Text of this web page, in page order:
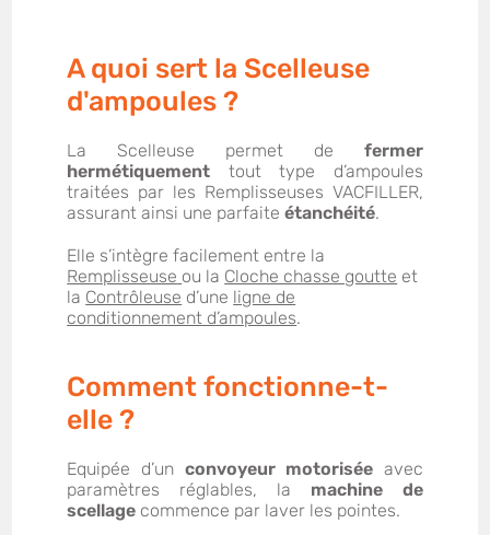
A quoi sert la Scelleuse
d'ampoules ?
La Scelleuse permet de fermer
hermétiquement tout type d’ampoules
traitées par les Remplisseuses VACFILLER,
assurant ainsi une parfaiteétanchéité.
Elle s’intègre facilement entre la
Remplisseuse ou la Cloche chasse goutte et
la Contrôleuse d’une ligne de
conditionnement d’ampoules.
Comment fonctionne-t-
elle ?
Equipée d’un convoyeur motorisée avec
paramètres réglables, la machine de
scellage commence par laver les pointes.